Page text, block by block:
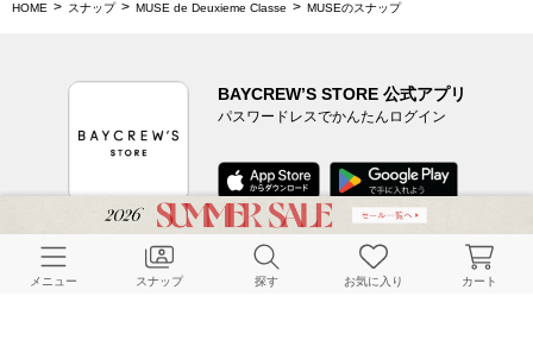
HOME スナップ MUSE de Deuxieme Classe MUSEのスナップ
BAYCREW’S STORE 公式アプリ
パスワードレスでかんたんログイン
CUSTOMER SERVICE
メニュー スナップ 探す お気に入り カート